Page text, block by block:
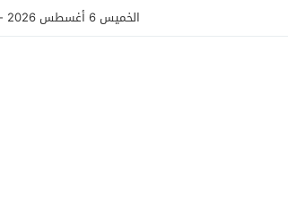
الخميس 6 أغسطس 2026 - 7:33 صباحًا